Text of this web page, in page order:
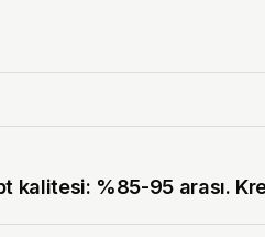
kalitesi: %85-95 arası.